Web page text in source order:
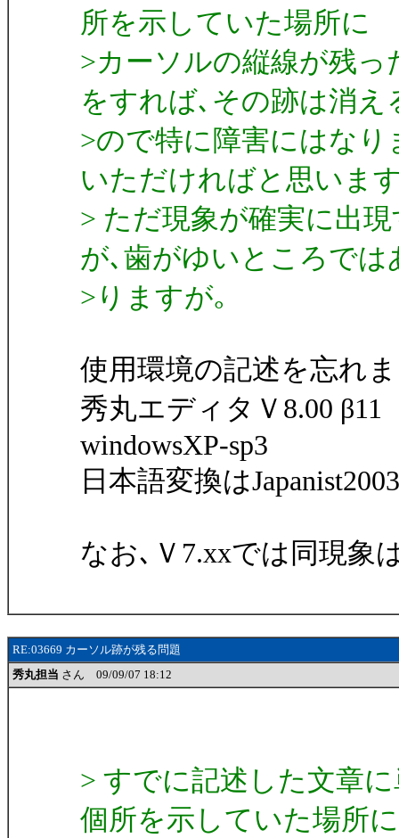
所を示していた場所に
>カーソルの縦線が残
をすれば､その跡は消え
>ので特に障害にはな
いただければと思いま
> ただ現象が確実に出
が､歯がゆいところでは
>りますが｡
使用環境の記述を忘れ
秀丸エディタＶ8.00 β11
windowsXP-sp3
日本語変換は
なお､Ｖ7.xxでは同現象
RE:03669 カーソル跡が残る問題
秀丸担当 さん 09/09/07 18:12
> すでに記述した文章
個所を示していた場所に